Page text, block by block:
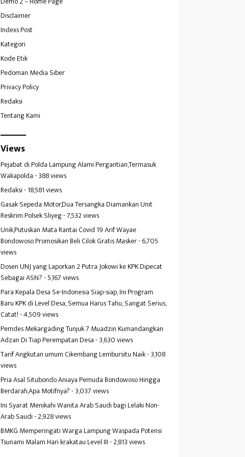
Disclaimer
Indexs Post
Kategori
Kode Etik
Pedoman Media Siber
Privacy Policy
Redaksi
Tentang Kami
Views
Pejabat di Polda Lampung Alami Pergantian,Termasuk
Wakapolda- 388 views
Redaksi- 18,581 views
Gasak Sepeda Motor,Dua Tersangka Diamankan Unit
Reskrim Polsek Sliyeg- 7,532 views
Unik,Putuskan Mata Rantai Covid 19 Arif Wayae
Bondowoso Promosikan Beli Cilok Gratis Masker- 6,705
views
Dosen UNJ yang Laporkan 2 Putra Jokowi ke KPK Dipecat
Sebagai ASN?- 5,167 views
Para Kepala Desa Se-Indonesia Siap-siap, Ini Program
Baru KPK di Level Desa, Semua Harus Tahu, Sangat Serius,
Catat!- 4,509 views
Pemdes Mekargading Tunjuk 7 Muadzin Kumandangkan
Adzan Di Tiap Perempatan Desa- 3,630 views
Tarif Angkutan umum Cikembang Lembursitu Naik- 3,108
views
Pria Asal Situbondo Aniaya Pemuda Bondowoso Hingga
Berdarah,Apa Motifnya?- 3,037 views
Ini Syarat Menikahi Wanita Arab Saudi bagi Lelaki Non-
Arab Saudi- 2,928 views
BMKG Memperingati Warga Lampung Waspada Potensi
Tsunami Malam Hari krakatau Level III- 2,813 views